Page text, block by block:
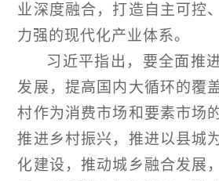
业深度融合，打造自主可控
力强的现代化产业体系。
习近平指出，要全面推
发展，提高国内大循环的覆
村作为消费市场和要素市场
推进乡村振兴，推进以县城
化建设，推动城乡融合发展